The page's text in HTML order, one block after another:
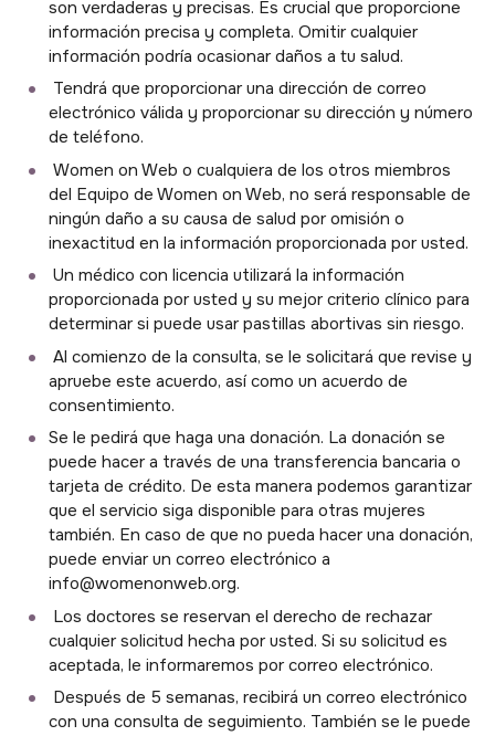
son verdaderas y precisas. Es crucial que proporcione
información precisa y completa. Omitir cualquier
información podría ocasionar daños a tu salud.
Tendrá que proporcionar una dirección de correo
electrónico válida y proporcionar su dirección y número
de teléfono.
Women on Web o cualquiera de los otros miembros
del Equipo de Women on Web, no será responsable de
ningún daño a su causa de salud por omisión o
inexactitud en la información proporcionada por usted.
Un médico con licencia utilizará la información
proporcionada por usted y su mejor criterio clínico para
determinar si puede usar pastillas abortivas sin riesgo.
Al comienzo de la consulta, se le solicitará que revise y
apruebe este acuerdo, así como un acuerdo de
consentimiento.
Se le pedirá que haga una donación. La donación se
puede hacer a través de una transferencia bancaria o
tarjeta de crédito. De esta manera podemos garantizar
que el servicio siga disponible para otras mujeres
también. En caso de que no pueda hacer una donación,
puede enviar un correo electrónico a
info@womenonweb.org.
Los doctores se reservan el derecho de rechazar
cualquier solicitud hecha por usted. Si su solicitud es
aceptada, le informaremos por correo electrónico.
Después de 5 semanas, recibirá un correo electrónico
con una consulta de seguimiento. También se le puede